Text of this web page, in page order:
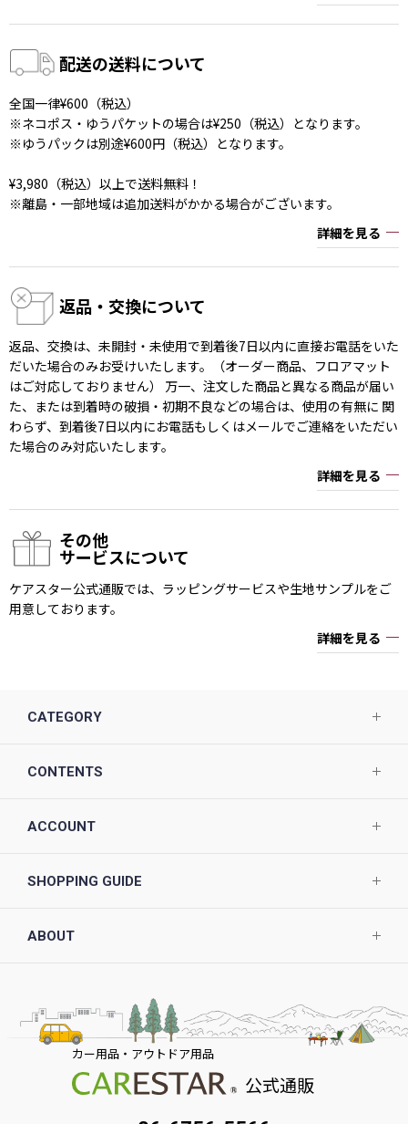
配送の送料について
全国一律¥600（税込）
※ネコポス・ゆうパケットの場合は¥250（税込）となります。
※ゆうパックは別途¥600円（税込）となります。
¥3,980（税込）以上で送料無料！
※離島・一部地域は追加送料がかかる場合がございます。
詳細を見る
返品・交換について
返品、交換は、未開封・未使用で到着後7日以内に直接お電話をいた
だいた場合のみお受けいたします。（オーダー商品、フロアマット
はご対応しておりません） 万一、注文した商品と異なる商品が届い
た、または到着時の破損・初期不良などの場合は、使用の有無に 関
わらず、到着後7日以内にお電話もしくはメールでご連絡をいただい
た場合のみ対応いたします。
詳細を見る
その他
サービスについて
ケアスター公式通販では、ラッピングサービスや生地サンプルをご
用意しております。
詳細を見る
CATEGORY
CONTENTS
ACCOUNT
SHOPPING GUIDE
ABOUT
カー用品・アウトドア用品
公式通販